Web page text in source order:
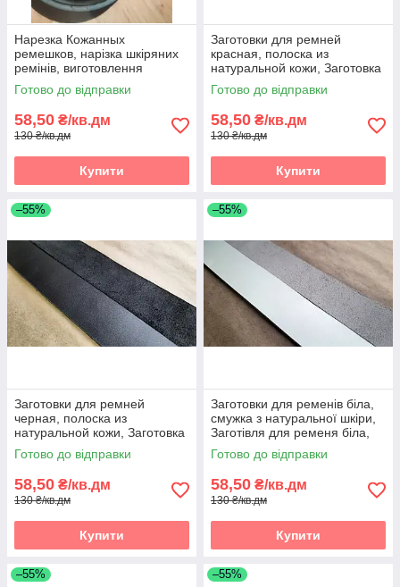
Нарезка Кожанных
ремешков, нарізка шкіряних
ремінів, виготовлення
шкіряних ремішків, Нарізка
полос зі шкіри
Готово до відправки
58,50 ₴/кв.дм
130 ₴/кв.дм
Купити
Заготовки для ремней
красная, полоска из
натуральной кожи, Заготовка
для ременя червона,
полоски зі шкіри
Готово до відправки
58,50 ₴/кв.дм
130 ₴/кв.дм
Купити
–55%
Заготовки для ремней
черная, полоска из
натуральной кожи, Заготовка
для ременя чорна, полоски зі
шкіри
Готово до відправки
58,50 ₴/кв.дм
130 ₴/кв.дм
Купити
–55%
Заготовки для ременів біла,
смужка з натуральної шкіри,
Заготівля для ременя біла,
смужки зі шкіри
Готово до відправки
58,50 ₴/кв.дм
130 ₴/кв.дм
Купити
–55% –55%